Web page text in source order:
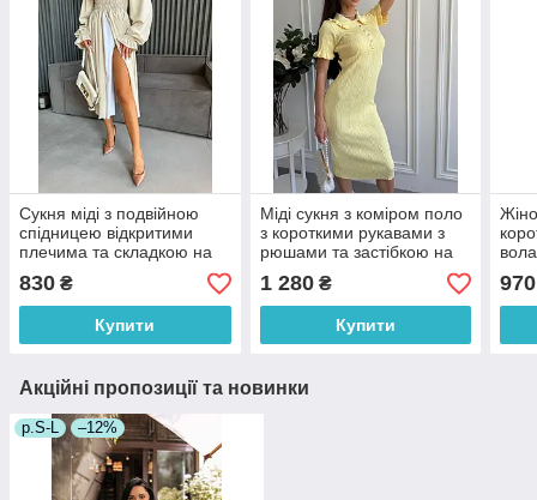
Сукня міді з подвійною
спідницею відкритими
плечима та складкою на
грудях (р. 42-52) 2035832
830 ₴
Купити
Міді сукня з коміром поло
з короткими рукавами з
рюшами та застібкою на
грудях (р. 42-46) 9036264
1 280₴
Купити
52)
970
Акційні пропозиції та новинки
р.S-L –12%